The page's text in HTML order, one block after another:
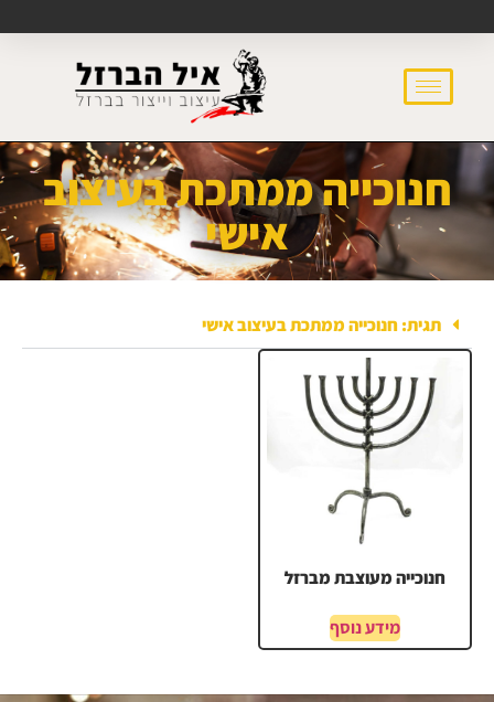
חנוכייה ממתכת בעיצוב
אישי
תגית: חנוכייה ממתכת בעיצוב אישי
חנוכייה מעוצבת מברזל
מידע נוסף